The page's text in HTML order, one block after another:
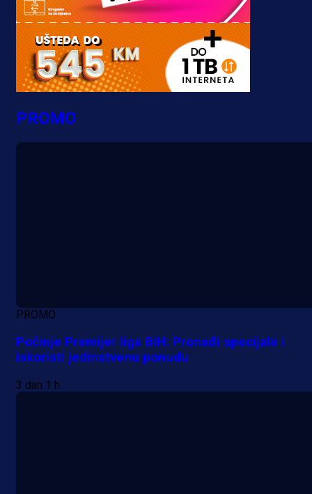
PROMO
PROMO
Počinje Premijer liga BiH: Pronađi specijale i
iskoristi jedinstvenu ponudu
3 dan 1 h